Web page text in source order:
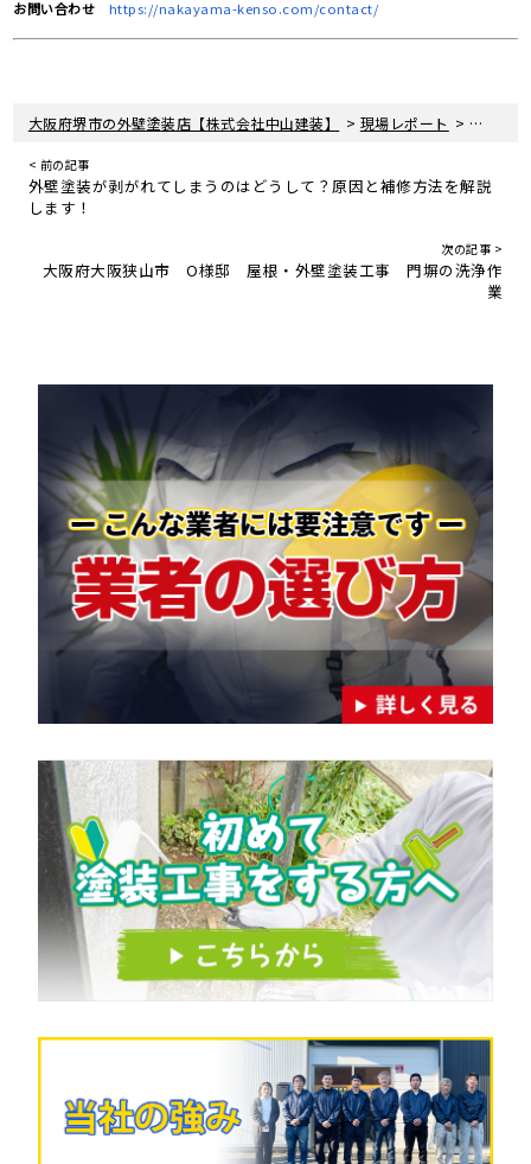
お問い合わせ https://nakayama-kenso.com/contact/
大阪府堺市の外壁塗装店【株式会社中山建装】 > 現場レポート > 汚れが
< 前の記事
外壁塗装が剥がれてしまうのはどうして？原因と補修方法を解説
します！
次の記事 >
大阪府大阪狭山市 O様邸 屋根・外壁塗装工事 門塀の洗浄作
業